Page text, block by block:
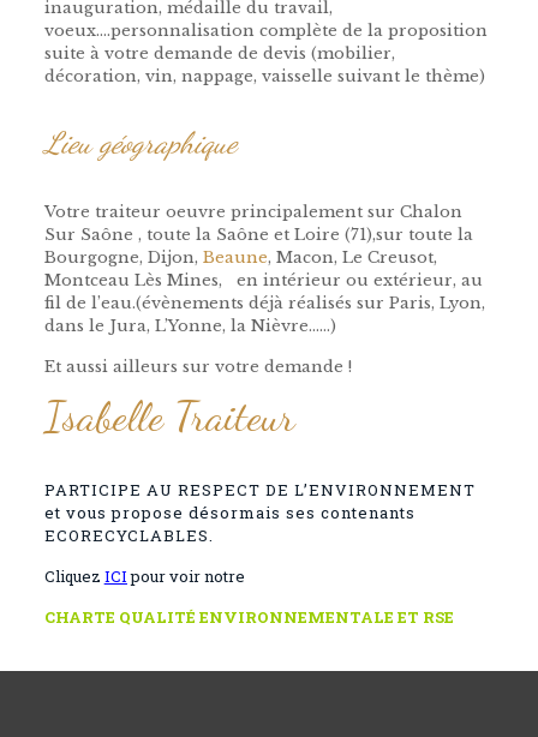
inauguration, médaille du travail,
voeux….personnalisation complète de la proposition
suite à votre demande de devis (mobilier,
décoration, vin, nappage, vaisselle suivant le thème)
Lieu géographique
Votre traiteur oeuvre principalement sur Chalon
Sur Saône , toute la Saône et Loire (71),sur toute la
Bourgogne, Dijon, Beaune, Macon, Le Creusot,
Montceau Lès Mines, en intérieur ou extérieur, au
fil de l’eau.(évènements déjà réalisés sur Paris, Lyon,
dans le Jura, L’Yonne, la Nièvre……)
Et aussi ailleurs sur votre demande !
Isabelle Traiteur
PARTICIPE AU RESPECT DE L’ENVIRONNEMENT
et vous propose désormais ses contenants
ECORECYCLABLES.
Cliquez ICIpour voir notre
CHARTE QUALITÉ ENVIRONNEMENTALE ET RSE